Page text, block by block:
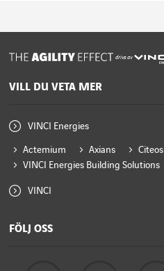
drivs av
VILL DU VETA MER
VINCI Energies
Actemium Axians Citeos
VINCI Energies Building Solutions
VINCI
FÖLJ OSS